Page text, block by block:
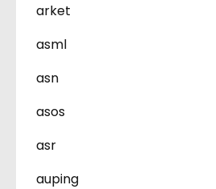
arket
asml
asn
asos
asr
auping